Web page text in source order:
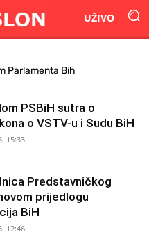
UŽIVO
Parlamenta Bih
PSBiH sutra o
o VSTV-u i Sudu BiH
15:33
Predstavničkog
prijedlogu
BiH
12:46